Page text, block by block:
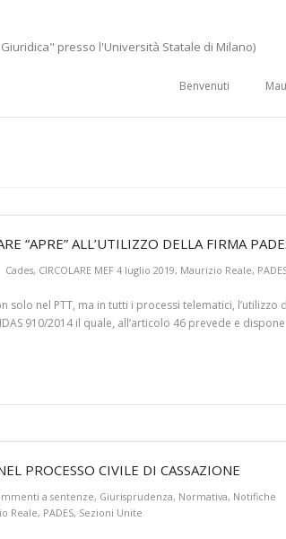
presso l'Università Statale di Milano)
Benvenuti
“APRE” ALL’UTILIZZO DELLA FIRMA
Cades, CIRCOLARE MEF 4 luglio 2019, Maurizio Reale,
nel PTT, ma in tutti i processi telematici, l’utilizzo
910/2014 il quale, all’articolo 46 prevede e dispone
PROCESSO CIVILE DI CASSAZIONE
a sentenze, Giurisprudenza, Normativa, Notifiche
Reale, PADES, Sezioni Unite